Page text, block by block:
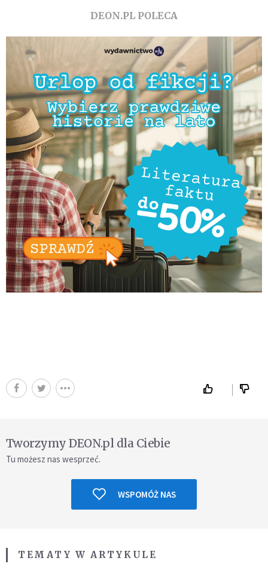
DEON.PL POLECA
Tworzymy DEON.pl dla Ciebie
Tu możesz nas wesprzeć.
WSPOMÓŻ NAS
TEMATY W ARTYKULE